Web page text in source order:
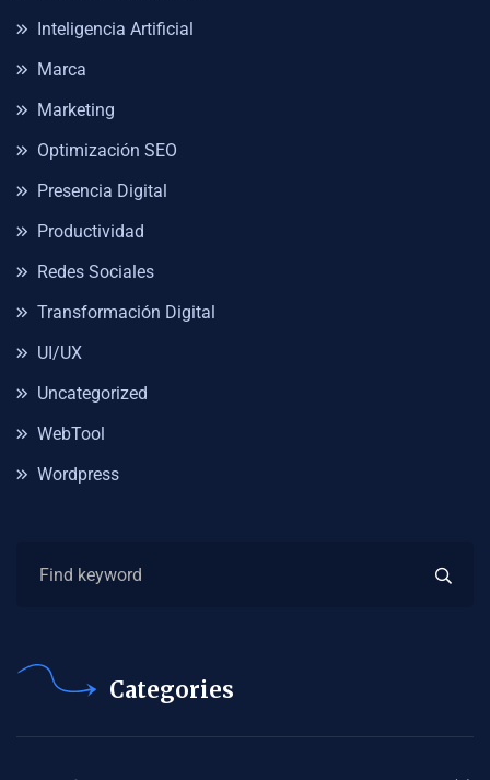
Inteligencia Artificial
Marca
Marketing
Optimización SEO
Presencia Digital
Productividad
Redes Sociales
Transformación Digital
UI/UX
Uncategorized
WebTool
Wordpress
Categories